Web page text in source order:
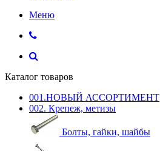
Меню
Каталог товаров
001.НОВЫЙ АССОРТИМЕНТ
002. Крепеж, метизы
Болты, гайки, шайбы